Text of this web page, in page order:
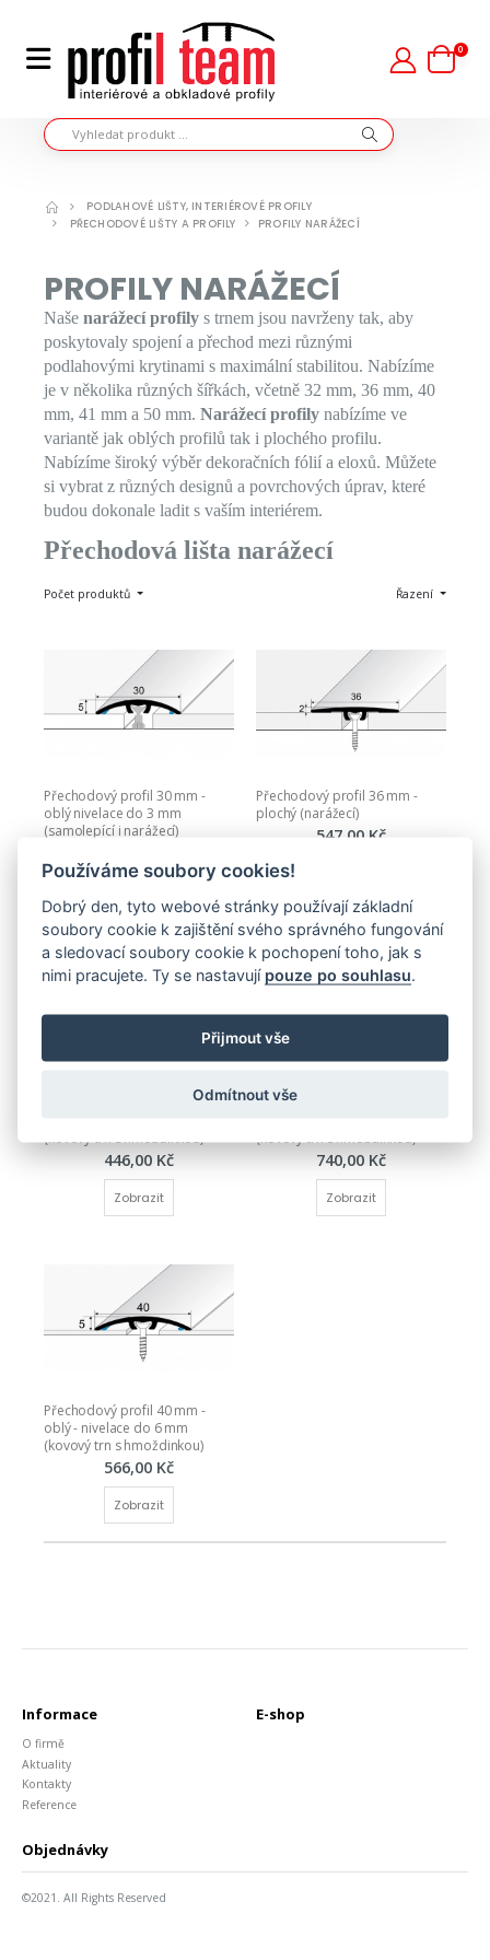
0
PODLAHOVÉ LIŠTY, INTERIÉROVÉ PROFILY
PŘECHODOVÉ LIŠTY A PROFILY
PROFILY NARÁŽECÍ
PROFILY NARÁŽECÍ
Naše narážecí profily s trnem jsou navrženy tak, aby
poskytovaly spojení a přechod mezi různými
podlahovými krytinami s maximální stabilitou. Nabízíme
je v několika různých šířkách, včetně 32 mm, 36 mm, 40
mm, 41 mm a 50 mm. Narážecí profily nabízíme ve
variantě jak oblých profilů tak i plochého profilu.
Nabízíme široký výběr dekoračních fólií a eloxů. Můžete
si vybrat z různých designů a povrchových úprav, které
budou dokonale ladit s vaším interiérem.
Přechodová lišta narážecí
Počet produktů Řazení
Přechodový profil 30 mm -
oblý nivelace do 3 mm
(samolepící i narážecí)
Přechodový profil 36 mm -
plochý (narážecí)
547,00 Kč
Přechodový profil 32 mm -
(kovový trn s hmoždinkou)
446,00 Kč
Zobrazit
Přechodový profil 50 mm -
(kovový trn s hmoždinkou)
740,00 Kč
Zobrazit
Přechodový profil 40 mm -
oblý - nivelace do 6 mm
(kovový trn s hmoždinkou)
566,00 Kč
Zobrazit
Informace
O firmě
Aktuality
Kontakty
Reference
E-shop
Objednávky
©2021. All Rights Reserved
Používáme soubory cookies!
Dobrý den, tyto webové stránky používají základní
soubory cookie k zajištění svého správného fungování
a sledovací soubory cookie k pochopení toho, jak s
nimi pracujete. Ty se nastavují pouze po souhlasu
Přijmout vše
Odmítnout vše